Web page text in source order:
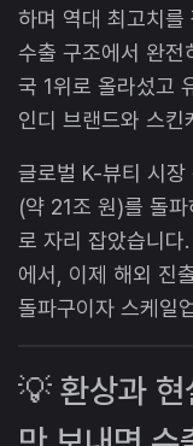
하며 역대 최고치를
수출 구조에서 완전
국 1위로 올라섰고
인디 브랜드와 스킨
글로벌 K-뷰티 시
(약 21조 원)를 돌
로 자리 잡았습니다
에서, 이제 해외 진
돌파구이자 스케일
💡 환상과 현